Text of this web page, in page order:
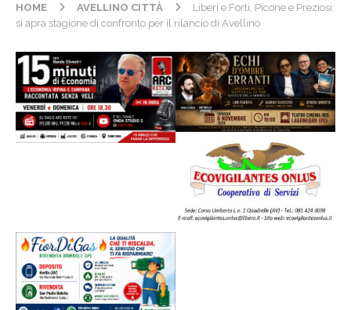
HOME AVELLINO CITTÀ
Liberi e Forti, Picone e Preziosi:
si apra stagione di confronto per il rilancio di Avellino